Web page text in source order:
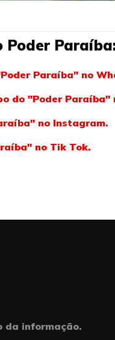
Poder
Paraíba" no
do "Poder Paraíba"
no Instagram.
no Tik Tok.
da informação.